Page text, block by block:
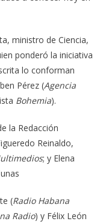
ministro de Ciencia,
ponderó la iniciativa
lo conforman
Pérez (Agencia
Bohemia).
la Redacción
Reinaldo,
; y Elena
(Radio Habana
Radio) y Félix León